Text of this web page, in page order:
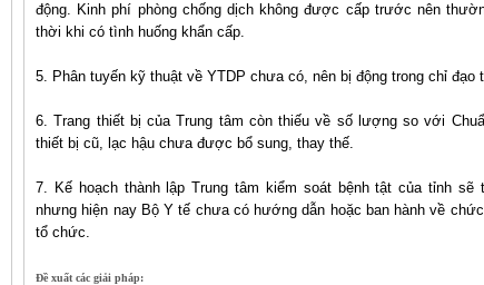
động. Kinh phí phòng chống dịch không được cấp trước nên
thời khi có tình huống khẩn cấp.
5. Phân tuyến kỹ thuật về YTDP chưa có, nên bị động trong chỉ đạo
6. Trang thiết bị của Trung tâm còn thiếu về số lượng so với
thiết bị cũ, lạc hậu chưa được bổ sung, thay thế.
7. Kế hoạch thành lập Trung tâm kiểm soát bệnh tật của tỉnh sẽ
nhưng hiện nay Bộ Y tế chưa có hướng dẫn hoặc ban hành về
tổ chức.
Đề xuất các giải pháp: